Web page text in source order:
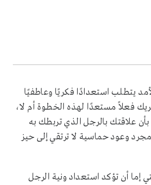
يتطلب استعدادًا فكريًا وعاطفيًا
فعلاً مستعدًا لهذه الخطوة أم لا،
علاقتك بالرجل الذي تربطك به
وعود حماسية لا ترتقي إلى حيز
إما أن تؤكد استعداد ونية الرجل